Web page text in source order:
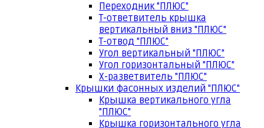
Переходник "ПЛЮС"
Т-ответвитель крышка
вертикальный вниз "ПЛЮС"
Т-отвод "ПЛЮС"
Угол вертикальный "ПЛЮС"
Угол горизонтальный "ПЛЮС"
Х-разветвитель "ПЛЮС"
Крышки фасонных изделий "ПЛЮС"
Крышка вертикального угла
"ПЛЮС"
Крышка горизонтального угла